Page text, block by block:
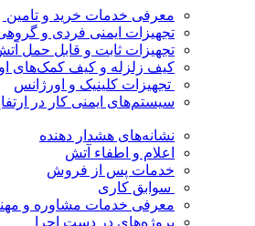
معرفی خدمات خرید و تامین
تجهیزات ایمنی فردی و
تجهیزات ثابت و قابل حمل
کیف زلزله و کیف کمک‌های
تجهیزات کلینیک و اورژانس
سیستم‌های ایمنی کار در
نشانه‌های هشدار دهنده
اعلام و اطفاء آتش
خدمات پس از فروش
سوابق کاری
معرفی خدمات مشاوره و
پروژه‌های در دست اجرا